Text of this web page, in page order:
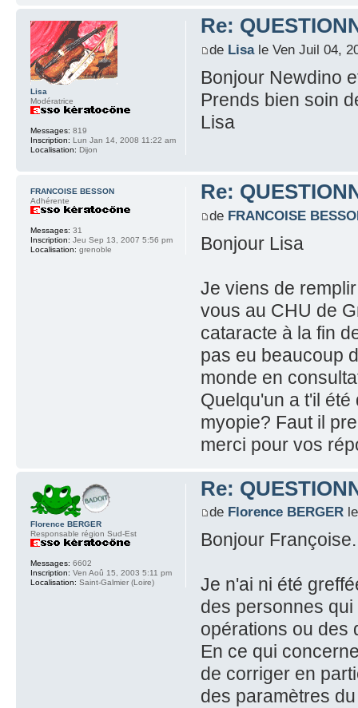
Re:
de Lisale Ven Juil 04,
Bonjour Newdino
Prends bien soin
Lisa
Lisa
Modératrice
Messages: 819
Inscription: Lun Jan 14, 2008 11:22 am
Localisation: Dijon
Re:
de FRANCOISE
Bonjour Lisa
Je viens de
vous au CHU de
cataracte à la fin
pas eu beaucoup
monde en
Quelqu'un a t'il
myopie? Faut il
merci pour vos
FRANCOISE BESSON
Adhérente
Messages: 31
Inscription: Jeu Sep 13, 2007 5:56 pm
Localisation: grenoble
Re:
de Florence BERGERle
Bonjour Françoise.
Je n'ai ni été
des personnes
opérations ou des
En ce qui
de corriger en
des paramètres
Florence BERGER
Responsable région Sud-Est
Messages: 6602
Inscription: Ven Aoû 15, 2003 5:11 pm
Localisation: Saint-Galmier (Loire)